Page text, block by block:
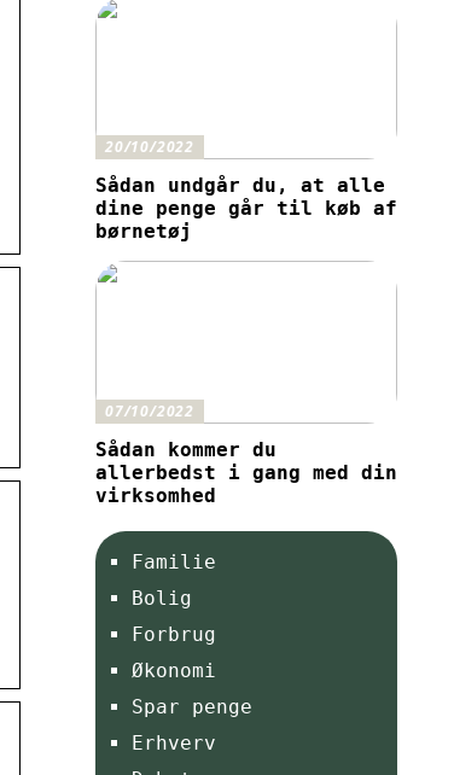
20/10/2022
Sådan undgår du, at alle
dine penge går til køb af
børnetøj
07/10/2022
Sådan kommer du
allerbedst i gang med din
virksomhed
Familie
Bolig
Forbrug
Økonomi
Spar penge
Erhverv